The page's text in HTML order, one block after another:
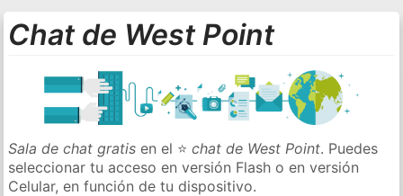
Chat de West Point
Sala de chat gratis en el ⭐chat de West Point. Puedes
seleccionar tu acceso en versión Flash o en versión
Celular, en función de tu dispositivo.